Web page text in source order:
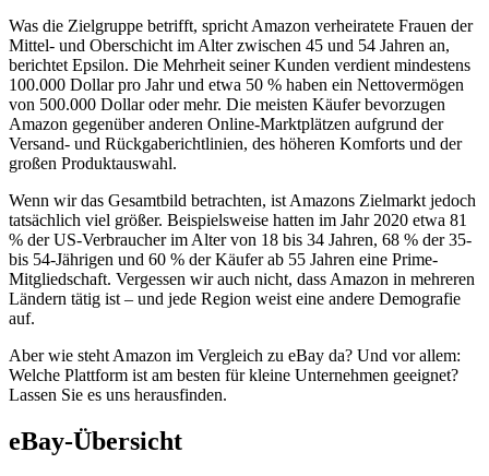
Was die Zielgruppe betrifft, spricht Amazon verheiratete Frauen der
Mittel- und Oberschicht im Alter zwischen 45 und 54 Jahren an,
berichtet Epsilon. Die Mehrheit seiner Kunden verdient mindestens
100.000 Dollar pro Jahr und etwa 50 % haben ein Nettovermögen
von 500.000 Dollar oder mehr. Die meisten Käufer bevorzugen
Amazon gegenüber anderen Online-Marktplätzen aufgrund der
Versand- und Rückgaberichtlinien, des höheren Komforts und der
großen Produktauswahl.
Wenn wir das Gesamtbild betrachten, ist Amazons Zielmarkt jedoch
tatsächlich viel größer. Beispielsweise hatten im Jahr 2020 etwa 81
% der US-Verbraucher im Alter von 18 bis 34 Jahren, 68 % der 35-
bis 54-Jährigen und 60 % der Käufer ab 55 Jahren eine Prime-
Mitgliedschaft. Vergessen wir auch nicht, dass Amazon in mehreren
Ländern tätig ist – und jede Region weist eine andere Demografie
auf.
Aber wie steht Amazon im Vergleich zu eBay da? Und vor allem:
Welche Plattform ist am besten für kleine Unternehmen geeignet?
Lassen Sie es uns herausfinden.
eBay-Übersicht